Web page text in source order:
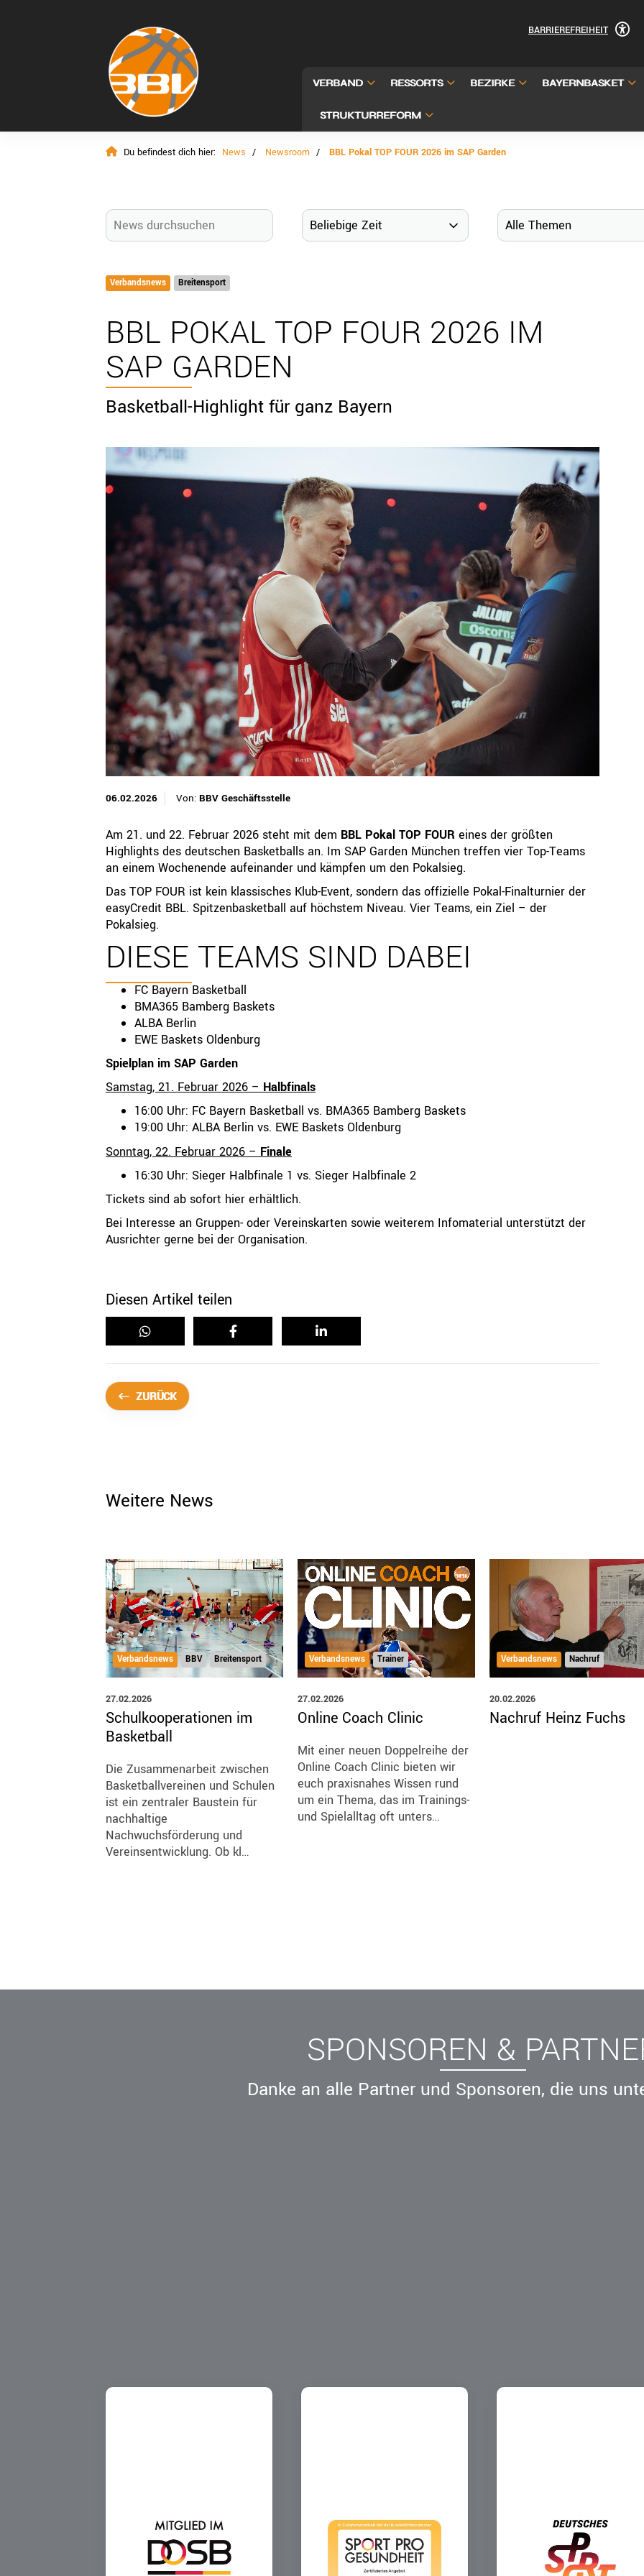
BARRIEREFREIHEIT
VERBAND RESSORTS BEZIRKE BAYERNBASKET
STRUKTURREFORM
Du befindest dich hier: News Newsroom BBL Pokal TOP FOUR 2026 im SAP Garden
Verbandsnews Breitensport
BBL POKAL TOP FOUR 2026 IM
SAP GARDEN
Basketball-Highlight für ganz Bayern
06.02.2026 Von: BBV Geschäftsstelle
Am 21. und 22. Februar 2026 steht mit dem BBL Pokal TOP FOUR eines der größten
Highlights des deutschen Basketballs an. Im SAP Garden München treffen vier Top-Teams
an einem Wochenende aufeinander und kämpfen um den Pokalsieg.
Das TOP FOUR ist kein klassisches Klub-Event, sondern das offizielle Pokal-Finalturnier der
easyCredit BBL. Spitzenbasketball auf höchstem Niveau. Vier Teams, ein Ziel – der
Pokalsieg.
DIESE TEAMS SIND DABEI
FC Bayern Basketball
BMA365 Bamberg Baskets
ALBA Berlin
EWE Baskets Oldenburg
Spielplan im SAP Garden
Samstag, 21. Februar 2026 – Halbfinals
16:00 Uhr: FC Bayern Basketball vs. BMA365 Bamberg Baskets
19:00 Uhr: ALBA Berlin vs. EWE Baskets Oldenburg
Sonntag, 22. Februar 2026 – Finale
16:30 Uhr: Sieger Halbfinale 1 vs. Sieger Halbfinale 2
Tickets sind ab sofort hier erhältlich.
Bei Interesse an Gruppen- oder Vereinskarten sowie weiterem Infomaterial unterstützt der
Ausrichter gerne bei der Organisation.
Diesen Artikel teilen
ZURÜCK
Weitere News
Verbandsnews BBV Breitensport
27.02.2026
Schulkooperationen im
Basketball
Die Zusammenarbeit zwischen
Basketballvereinen und Schulen
ist ein zentraler Baustein für
nachhaltige
Nachwuchsförderung und
Vereinsentwicklung. Ob kl…
Verbandsnews Trainer
27.02.2026
Online Coach Clinic
Mit einer neuen Doppelreihe der
Online Coach Clinic bieten wir
euch praxisnahes Wissen rund
um ein Thema, das im Trainings-
und Spielalltag oft unters…
Verbandsnews Nachruf
20.02.2026
Nachruf Heinz Fuchs
SPONSOREN &
Danke an alle Partner und Sponsoren, die uns
QUICKLINKS
Geschäftsstelle
Bayerischer Basketball Verband e. V.
Georg-Brauchle-Ring 93
80992 München
+49 89 15702-300
geschaeftsstelle@bbv-online.de
KONTAKT AUFNEHMEN
Ressorts
Sport
Jugend
Trainer
Schiedsrichter
Breitensport